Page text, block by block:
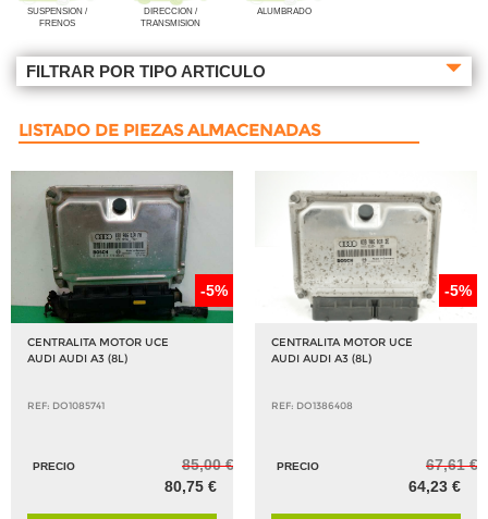
SUSPENSION /
FRENOS
DIRECCION /
TRANSMISION
ALUMBRADO
FILTRAR POR TIPO ARTICULO
LISTADO DE PIEZAS ALMACENADAS
-5%
CENTRALITA MOTOR UCE
AUDI AUDI A3 (8L)
REF: DO1085741
PRECIO
85,00 €
80,75 €
-5%
CENTRALITA MOTOR UCE
AUDI AUDI A3 (8L)
REF: DO1386408
PRECIO
67,61 €
64,23 €